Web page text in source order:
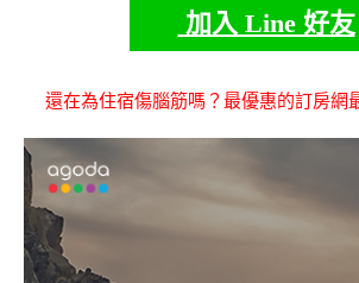
加入 Line 好友
還在為住宿傷腦筋嗎？最優惠的訂房網